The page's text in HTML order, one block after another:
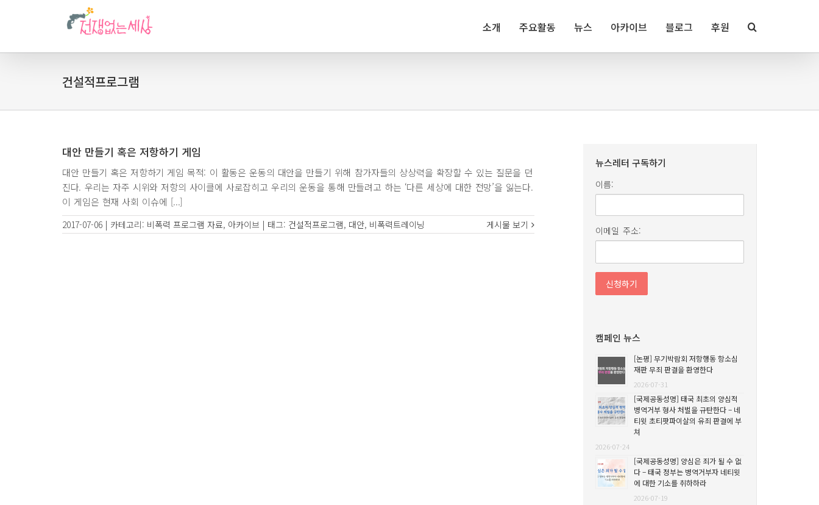
소개 주요활동 뉴스 아카이브 블로그 후원
건설적프로그램
대안 만들기 혹은 저항하기 게임
대안 만들기 혹은 저항하기 게임 목적: 이 활동은 운동의 대안을 만들기 위해 참가자들의 상상력을 확장할 수 있는 질문을 던
진다. 우리는 자주 시위와 저항의 사이클에 사로잡히고 우리의 운동을 통해 만들려고 하는 ‘다른 세상에 대한 전망’을 잃는다.
이 게임은 현재 사회 이슈에 [...]
2017-07-06 | 카테고리: 비폭력 프로그램 자료, 아카이브 | 태그: 건설적프로그램, 대안, 비폭력트레이닝 게시물 보기
뉴스레터 구독하기
이름:
이메일 주소:
캠페인 뉴스
[논평] 무기박람회 저항행동 항소심
재판 무죄 판결을 환영한다
2026-07-31
[국제공동성명] 태국 최초의 양심적
병역거부 형사 처벌을 규탄한다 – 네
티윗 초티팟파이살의 유죄 판결에 부
쳐
2026-07-24
[국제공동성명] 양심은 죄가 될 수 없
다 – 태국 정부는 병역거부자 네티윗
에 대한 기소를 취하하라
2026-07-19